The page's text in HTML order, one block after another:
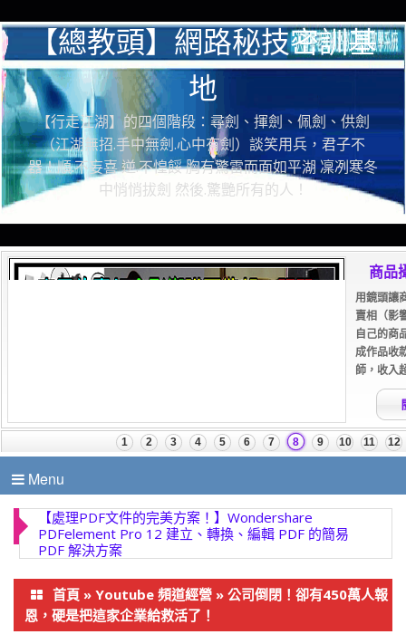
【總教頭】網路秘技密訓基
地
【行走江湖】的四個階段：尋劍、揮劍、佩劍、供劍
（江湖無招.手中無劍.心中有劍）談笑用兵，君子不
器！順.不妄喜 逆.不惶餒 胸有驚雷而面如平湖 凜冽寒冬
中悄悄拔劍 然後.驚艷所有的人！
Menu
【處理PDF文件的完美方案！】Wondershare
PDFelement Pro 12 建立、轉換、編輯 PDF 的簡易
PDF 解決方案
首頁 » Youtube 頻道經營 » 公司倒閉！卻有450萬人報
恩，硬是把這家企業給救活了！